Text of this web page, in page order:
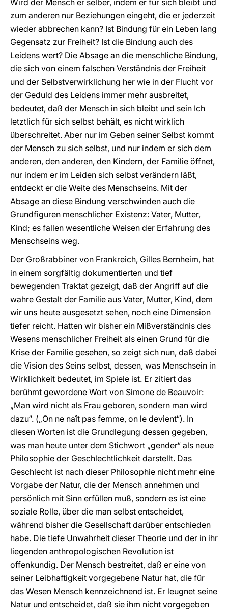
Wird der Mensch er selber, indem er für sich bleibt und
zum anderen nur Beziehungen eingeht, die er jederzeit
wieder abbrechen kann? Ist Bindung für ein Leben lang
Gegensatz zur Freiheit? Ist die Bindung auch des
Leidens wert? Die Absage an die menschliche Bindung,
die sich von einem falschen Verständnis der Freiheit
und der Selbstverwirklichung her wie in der Flucht vor
der Geduld des Leidens immer mehr ausbreitet,
bedeutet, daß der Mensch in sich bleibt und sein Ich
letztlich für sich selbst behält, es nicht wirklich
überschreitet. Aber nur im Geben seiner Selbst kommt
der Mensch zu sich selbst, und nur indem er sich dem
anderen, den anderen, den Kindern, der Familie öffnet,
nur indem er im Leiden sich selbst verändern läßt,
entdeckt er die Weite des Menschseins. Mit der
Absage an diese Bindung verschwinden auch die
Grundfiguren menschlicher Existenz: Vater, Mutter,
Kind; es fallen wesentliche Weisen der Erfahrung des
Menschseins weg.
Der Großrabbiner von Frankreich, Gilles Bernheim, hat
in einem sorgfältig dokumentierten und tief
bewegenden Traktat gezeigt, daß der Angriff auf die
wahre Gestalt der Familie aus Vater, Mutter, Kind, dem
wir uns heute ausgesetzt sehen, noch eine Dimension
tiefer reicht. Hatten wir bisher ein Mißverständnis des
Wesens menschlicher Freiheit als einen Grund für die
Krise der Familie gesehen, so zeigt sich nun, daß dabei
die Vision des Seins selbst, dessen, was Menschsein in
Wirklichkeit bedeutet, im Spiele ist. Er zitiert das
berühmt gewordene Wort von Simone de Beauvoir:
„Man wird nicht als Frau geboren, sondern man wird
dazu“. („On ne naît pas femme, on le devient“). In
diesen Worten ist die Grundlegung dessen gegeben,
was man heute unter dem Stichwort „gender“ als neue
Philosophie der Geschlechtlichkeit darstellt. Das
Geschlecht ist nach dieser Philosophie nicht mehr eine
Vorgabe der Natur, die der Mensch annehmen und
persönlich mit Sinn erfüllen muß, sondern es ist eine
soziale Rolle, über die man selbst entscheidet,
während bisher die Gesellschaft darüber entschieden
habe. Die tiefe Unwahrheit dieser Theorie und der in ihr
liegenden anthropologischen Revolution ist
offenkundig. Der Mensch bestreitet, daß er eine von
seiner Leibhaftigkeit vorgegebene Natur hat, die für
das Wesen Mensch kennzeichnend ist. Er leugnet seine
Natur und entscheidet, daß sie ihm nicht vorgegeben